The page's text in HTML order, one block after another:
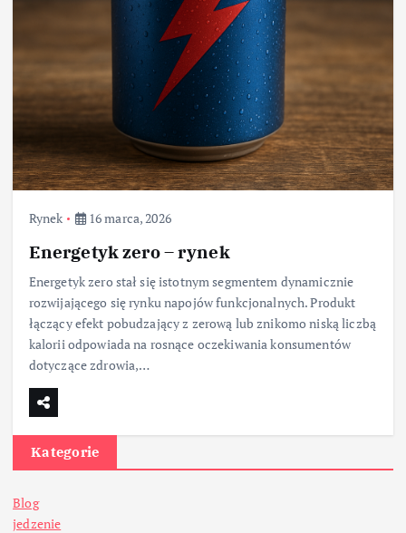
Rynek 16 marca, 2026
Energetyk zero – rynek
Energetyk zero stał się istotnym segmentem dynamicznie
rozwijającego się rynku napojów funkcjonalnych. Produkt
łączący efekt pobudzający z zerową lub znikomo niską liczbą
kalorii odpowiada na rosnące oczekiwania konsumentów
dotyczące zdrowia,…
Kategorie
Blog
jedzenie